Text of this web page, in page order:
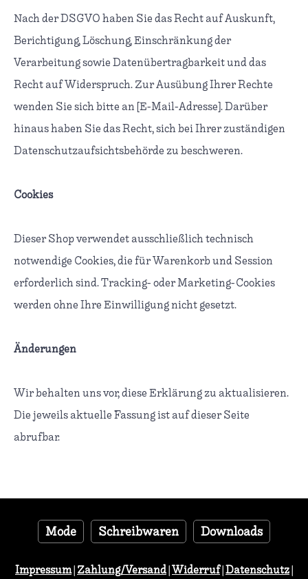
Nach der DSGVO haben Sie das Recht auf Auskunft,
Berichtigung, Löschung, Einschränkung der
Verarbeitung sowie Datenübertragbarkeit und das
Recht auf Widerspruch. Zur Ausübung Ihrer Rechte
wenden Sie sich bitte an [E-Mail-Adresse]. Darüber
hinaus haben Sie das Recht, sich bei Ihrer zuständigen
Datenschutzaufsichtsbehörde zu beschweren.
Cookies
Dieser Shop verwendet ausschließlich technisch
notwendige Cookies, die für Warenkorb und Session
erforderlich sind. Tracking- oder Marketing-Cookies
werden ohne Ihre Einwilligung nicht gesetzt.
Änderungen
Wir behalten uns vor, diese Erklärung zu aktualisieren.
Die jeweils aktuelle Fassung ist auf dieser Seite
abrufbar.
Mode Schreibwaren Downloads
Impressum|Zahlung/Versand|Widerruf|Datenschutz|